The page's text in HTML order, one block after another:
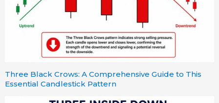
Three Black Crows: A Comprehensive Guide to This
Essential Candlestick Pattern